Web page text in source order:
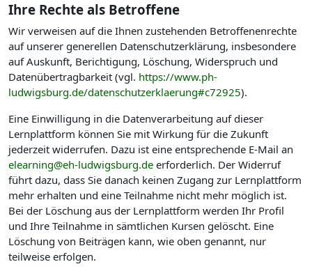
Ihre Rechte als Betroffene
Wir verweisen auf die Ihnen zustehenden Betroffenenrechte
auf unserer generellen Datenschutzerklärung, insbesondere
auf Auskunft, Berichtigung, Löschung, Widerspruch und
Datenübertragbarkeit (vgl. https://www.ph-
ludwigsburg.de/datenschutzerklaerung#c72925).
Eine Einwilligung in die Datenverarbeitung auf dieser
Lernplattform können Sie mit Wirkung für die Zukunft
jederzeit widerrufen. Dazu ist eine entsprechende E-Mail an
elearning@eh-ludwigsburg.de erforderlich. Der Widerruf
führt dazu, dass Sie danach keinen Zugang zur Lernplattform
mehr erhalten und eine Teilnahme nicht mehr möglich ist.
Bei der Löschung aus der Lernplattform werden Ihr Profil
und Ihre Teilnahme in sämtlichen Kursen gelöscht. Eine
Löschung von Beiträgen kann, wie oben genannt, nur
teilweise erfolgen.